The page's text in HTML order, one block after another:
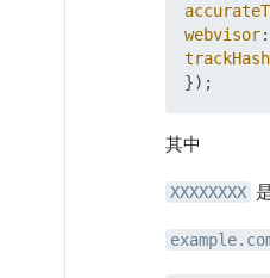
webvisor:
trackHash
其中
XXXXXXXX